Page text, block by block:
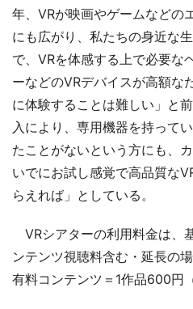
年、VRが映画やゲームなどの
にも広がり、私たちの身近な
で、VRを体感する上で必要な
ーなどのVRデバイスが高額な
に体験することは難しい」と
入により、専用機器を持って
たことがないという方にも、
いでにお試し感覚で高品質な
らえれば」としている。
VRシアターの利用料金は、
ンテンツ視聴料含む・延長の
有料コンテンツ＝1作品600円